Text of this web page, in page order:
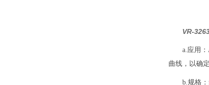
VR-
a.应用
曲线，以确
b.规格